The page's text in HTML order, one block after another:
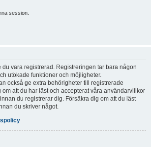
session.
du vara registrerad. Registreringen tar bara någon
utökade funktioner och möjligheter.
också ge extra behörigheter till registrerade
att du har läst och accepterat våra användarvillkor
du registrerar dig. Försäkra dig om att du läst
du skriver något.